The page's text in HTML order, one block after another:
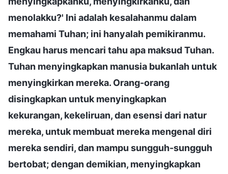
menolakku?' Ini adalah kesalahanmu dalam
memahami Tuhan; ini hanyalah pemikiranmu.
Engkau harus mencari tahu apa maksud Tuhan.
Tuhan menyingkapkan manusia bukanlah untuk
menyingkirkan mereka. Orang-orang
disingkapkan untuk menyingkapkan
kekurangan, kekeliruan, dan esensi dari natur
mereka, untuk membuat mereka mengenal diri
mereka sendiri, dan mampu sungguh-sungguh
bertobat; dengan demikian, menyingkapkan